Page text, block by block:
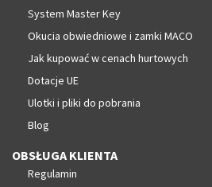
System Master Key
Okucia obwiedniowe i zamki MACO
Jak kupować w cenach hurtowych
Dotacje UE
Ulotki i pliki do pobrania
Blog
OBSŁUGA KLIENTA
Regulamin